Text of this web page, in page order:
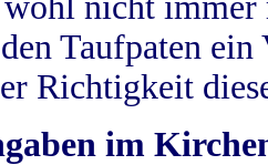
Taufpaten
Richtigkeit
im